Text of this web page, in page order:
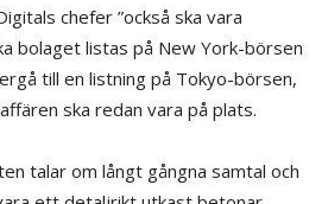
chefer ”också ska vara
bolaget listas på New York-börsen
till en listning på Tokyo-börsen,
ska redan vara på plats.
talar om långt gångna samtal och